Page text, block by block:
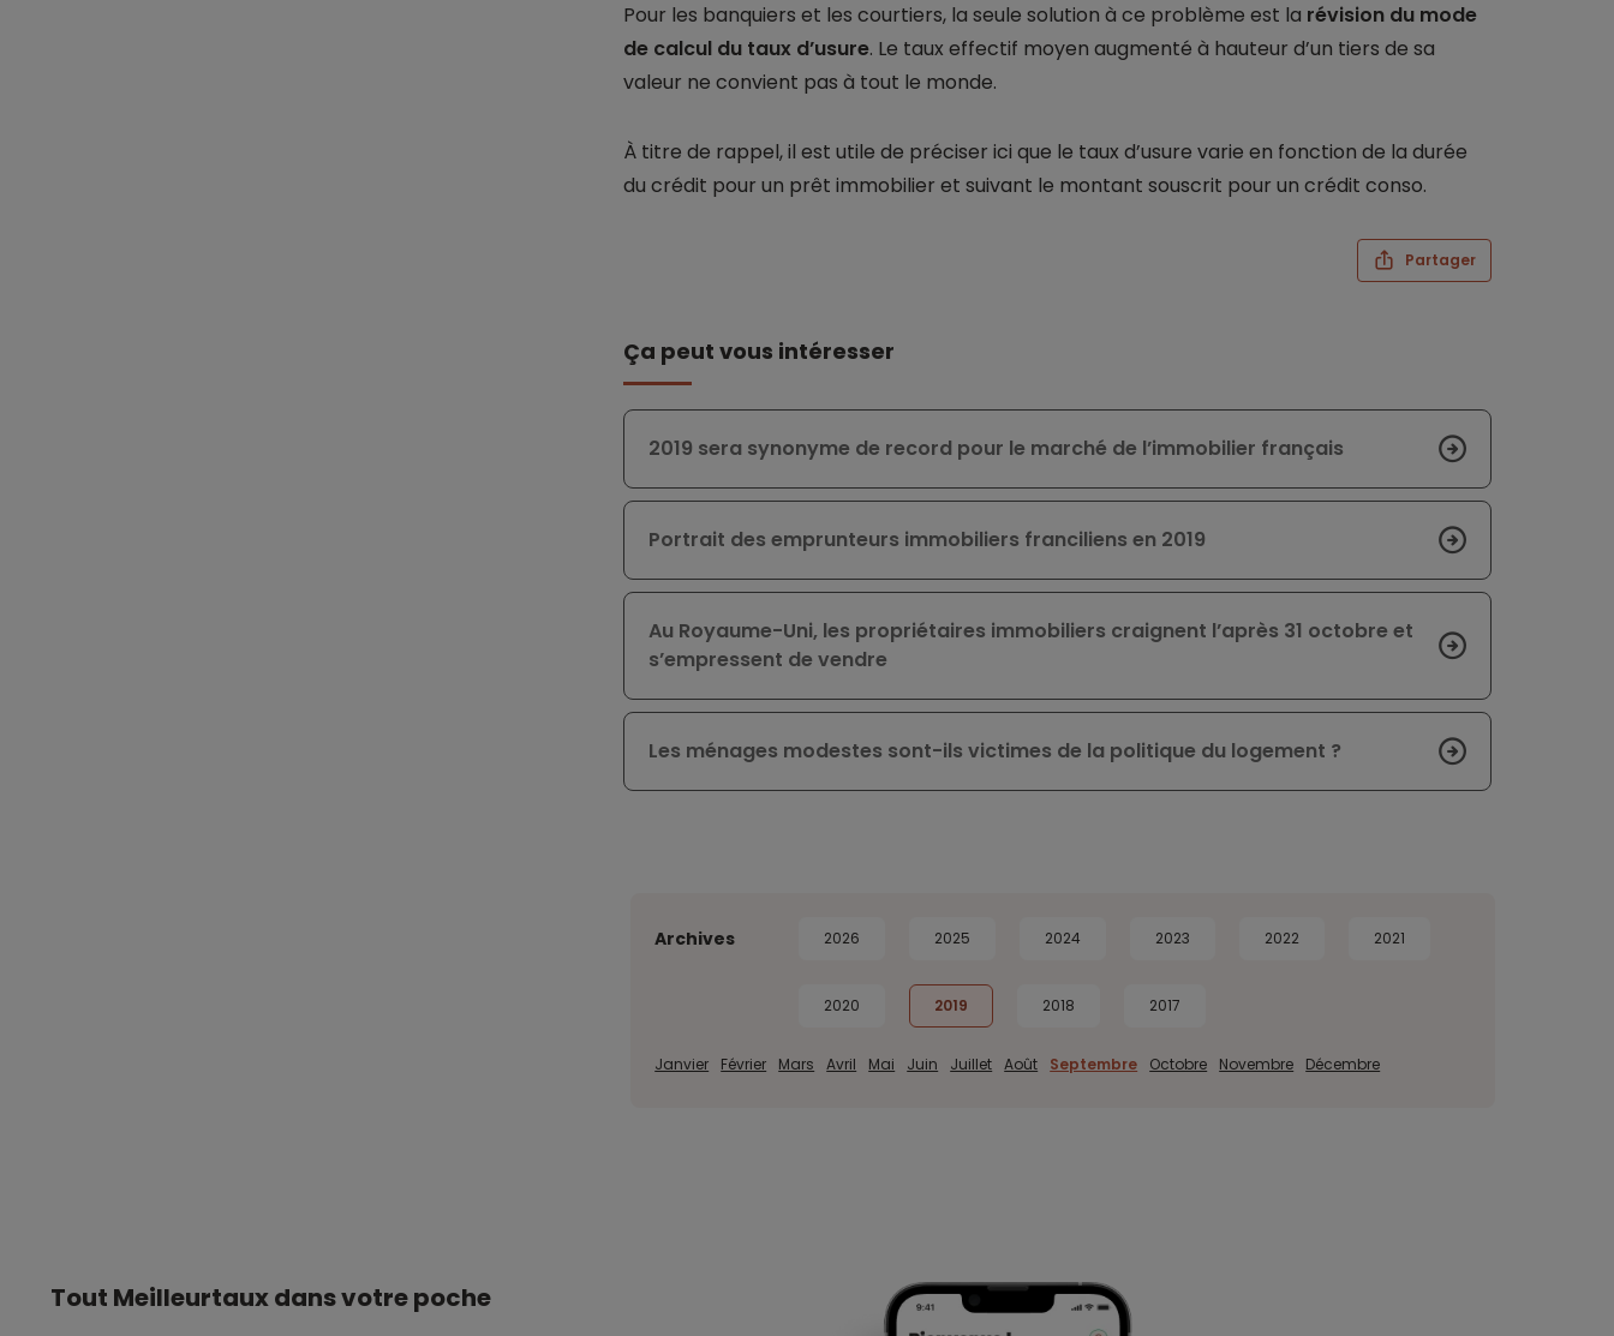
Pour les banquiers et les courtiers, la seule solution à ce problème est la révision du mode
de calcul du taux d’usure. Le taux effectif moyen augmenté à hauteur d’un tiers de sa
valeur ne convient pas à tout le monde.
À titre de rappel, il est utile de préciser ici que le taux d’usure varie en fonction de la durée
du crédit pour un prêt immobilier et suivant le montant souscrit pour un crédit conso.
Partager
Ça peut vous intéresser
2019 sera synonyme de record pour le marché de l’immobilier français
Portrait des emprunteurs immobiliers franciliens en 2019
Au Royaume-Uni, les propriétaires immobiliers craignent l’après 31 octobre et
s’empressent de vendre
Les ménages modestes sont-ils victimes de la politique du logement ?
Archives 2026 2025 2024 2023 2022 2021
2020 2019 2018 2017
Janvier Février Mars Avril Mai Juin Juillet Août Septembre Octobre Novembre Décembre
Tout Meilleurtaux dans votre poche